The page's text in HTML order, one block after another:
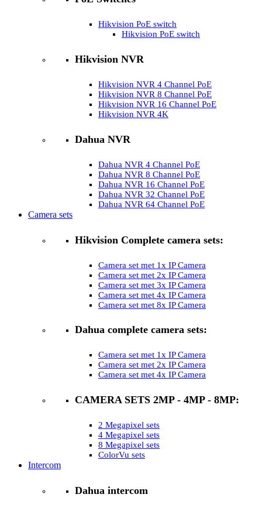
Hikvision PoE switch
Hikvision PoE switch
Hikvision NVR
Hikvision NVR 4 Channel PoE
Hikvision NVR 8 Channel PoE
Hikvision NVR 16 Channel PoE
Hikvision NVR 4K
Dahua NVR
Dahua NVR 4 Channel PoE
Dahua NVR 8 Channel PoE
Dahua NVR 16 Channel PoE
Dahua NVR 32 Channel PoE
Dahua NVR 64 Channel PoE
Camera sets
Hikvision Complete camera sets:
Camera set met 1x IP Camera
Camera set met 2x IP Camera
Camera set met 3x IP Camera
Camera set met 4x IP Camera
Camera set met 8x IP Camera
Dahua complete camera sets:
Camera set met 1x IP Camera
Camera set met 2x IP Camera
Camera set met 4x IP Camera
CAMERA SETS 2MP - 4MP - 8MP:
2 Megapixel sets
4 Megapixel sets
8 Megapixel sets
ColorVu sets
Intercom
Dahua intercom